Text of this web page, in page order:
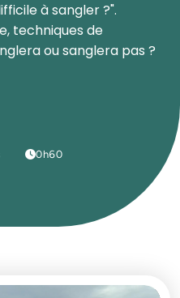
à sangler ?".
techniques de
0h60